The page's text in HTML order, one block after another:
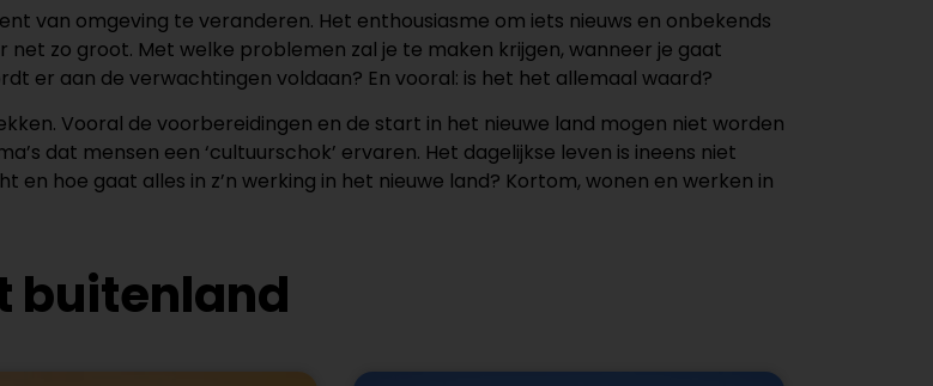
van omgeving te veranderen. Het enthousiasme om iets nieuws en onbekends
zo groot. Met welke problemen zal je te maken krijgen, wanneer je gaat
er aan de verwachtingen voldaan? En vooral: is het het allemaal waard?
Vooral de voorbereidingen en de start in het nieuwe land mogen niet worden
dat mensen een ‘cultuurschok’ ervaren. Het dagelijkse leven is ineens niet
hoe gaat alles in z’n werking in het nieuwe land? Kortom, wonen en werken in
buitenland